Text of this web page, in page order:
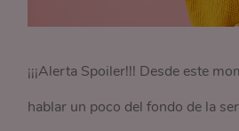
¡¡¡Alerta Spoiler!!! Desde este
hablar un poco del fondo de la